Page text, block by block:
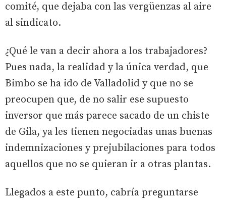
comité, que dejaba con las vergüenzas al aire
al sindicato.
¿Qué le van a decir ahora a los trabajadores?
Pues nada, la realidad y la única verdad, que
Bimbo se ha ido de Valladolid y que no se
preocupen que, de no salir ese supuesto
inversor que más parece sacado de un chiste
de Gila, ya les tienen negociadas unas buenas
indemnizaciones y prejubilaciones para todos
aquellos que no se quieran ir a otras plantas.
Llegados a este punto, cabría preguntarse